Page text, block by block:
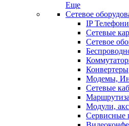
Еще
Сетевое
IP
Сетевые
Сетевое
Конвертеры
Модемы,
Сетевые
Модули,
Сервисные